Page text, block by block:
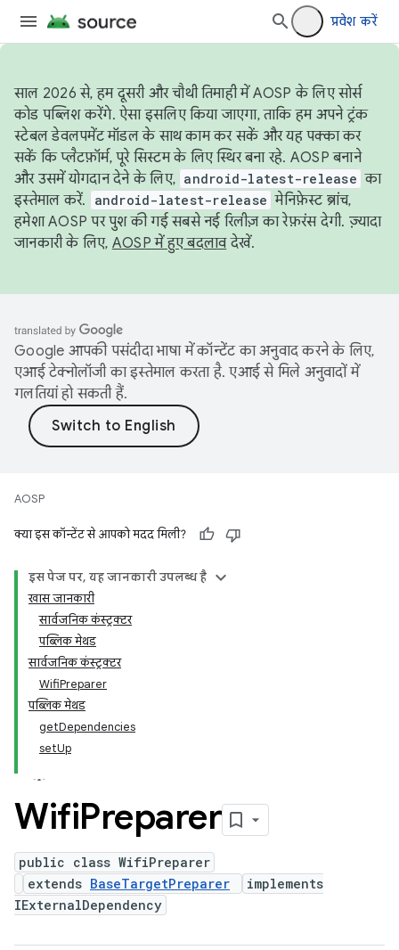
प्रवेश करें
साल 2026 से, हम दूसरी और चौथी तिमाही में AOSP के लिए सोर्स
कोड पब्लिश करेंगे. ऐसा इसलिए किया जाएगा, ताकि हम अपने ट्रंक
स्टेबल डेवलपमेंट मॉडल के साथ काम कर सकें और यह पक्का कर
सकें कि प्लैटफ़ॉर्म, पूरे सिस्टम के लिए स्थिर बना रहे. AOSP बनाने
और उसमें योगदान देने के लिए, android-latest-release का
इस्तेमाल करें.
android-latest-release मेनिफ़ेस्ट ब्रांच,
हमेशा AOSP पर पुश की गई सबसे नई रिलीज़ का रेफ़रंस देगी. ज़्यादा
जानकारी के लिए, AOSP में हुए बदलावदेखें.
Google आपकी पसंदीदा भाषा में कॉन्टेंट का अनुवाद करने के लिए,
एआई टेक्नोलॉजी का इस्तेमाल करता है. एआई से मिले अनुवादों में
गलतियां हो सकती हैं.
AOSP
क्या इस कॉन्टेंट से आपको मदद मिली?
इस पेज पर, यह जानकारी उपलब्ध है
खास जानकारी
सार्वजनिक कंस्ट्रक्टर
पब्लिक मेथड
सार्वजनिक कंस्ट्रक्टर
WifiPreparer
पब्लिक मेथड
getDependencies
setUp
WifiPreparer
public class WifiPreparer
extends BaseTargetPreparer
implements
IExternalDependency